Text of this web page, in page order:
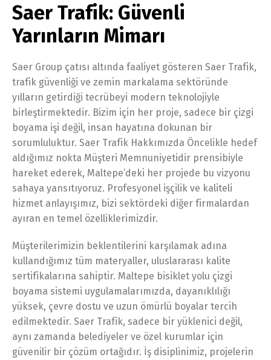
Saer Trafik: Güvenli
Yarınların Mimarı
Saer Group çatısı altında faaliyet gösteren Saer Trafik,
trafik güvenliği ve zemin markalama sektöründe
yılların getirdiği tecrübeyi modern teknolojiyle
birleştirmektedir. Bizim için her proje, sadece bir çizgi
boyama işi değil, insan hayatına dokunan bir
sorumluluktur. Saer Trafik Hakkımızda Öncelikle hedef
aldığımız nokta Müşteri Memnuniyetidir prensibiyle
hareket ederek, Maltepe’deki her projede bu vizyonu
sahaya yansıtıyoruz. Profesyonel işçilik ve kaliteli
hizmet anlayışımız, bizi sektördeki diğer firmalardan
ayıran en temel özelliklerimizdir.
Müşterilerimizin beklentilerini karşılamak adına
kullandığımız tüm materyaller, uluslararası kalite
sertifikalarına sahiptir. Maltepe bisiklet yolu çizgi
boyama sistemi uygulamalarımızda, dayanıklılığı
yüksek, çevre dostu ve uzun ömürlü boyalar tercih
edilmektedir. Saer Trafik, sadece bir yüklenici değil,
aynı zamanda belediyeler ve özel kurumlar için
güvenilir bir çözüm ortağıdır. İş disiplinimiz, projelerin